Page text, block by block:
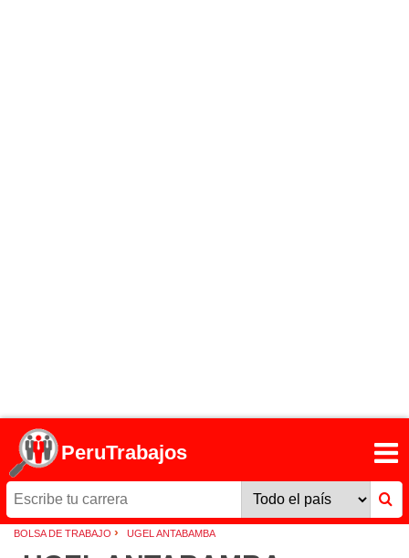
PeruTrabajos
BOLSA DE TRABAJO › UGEL ANTABAMBA